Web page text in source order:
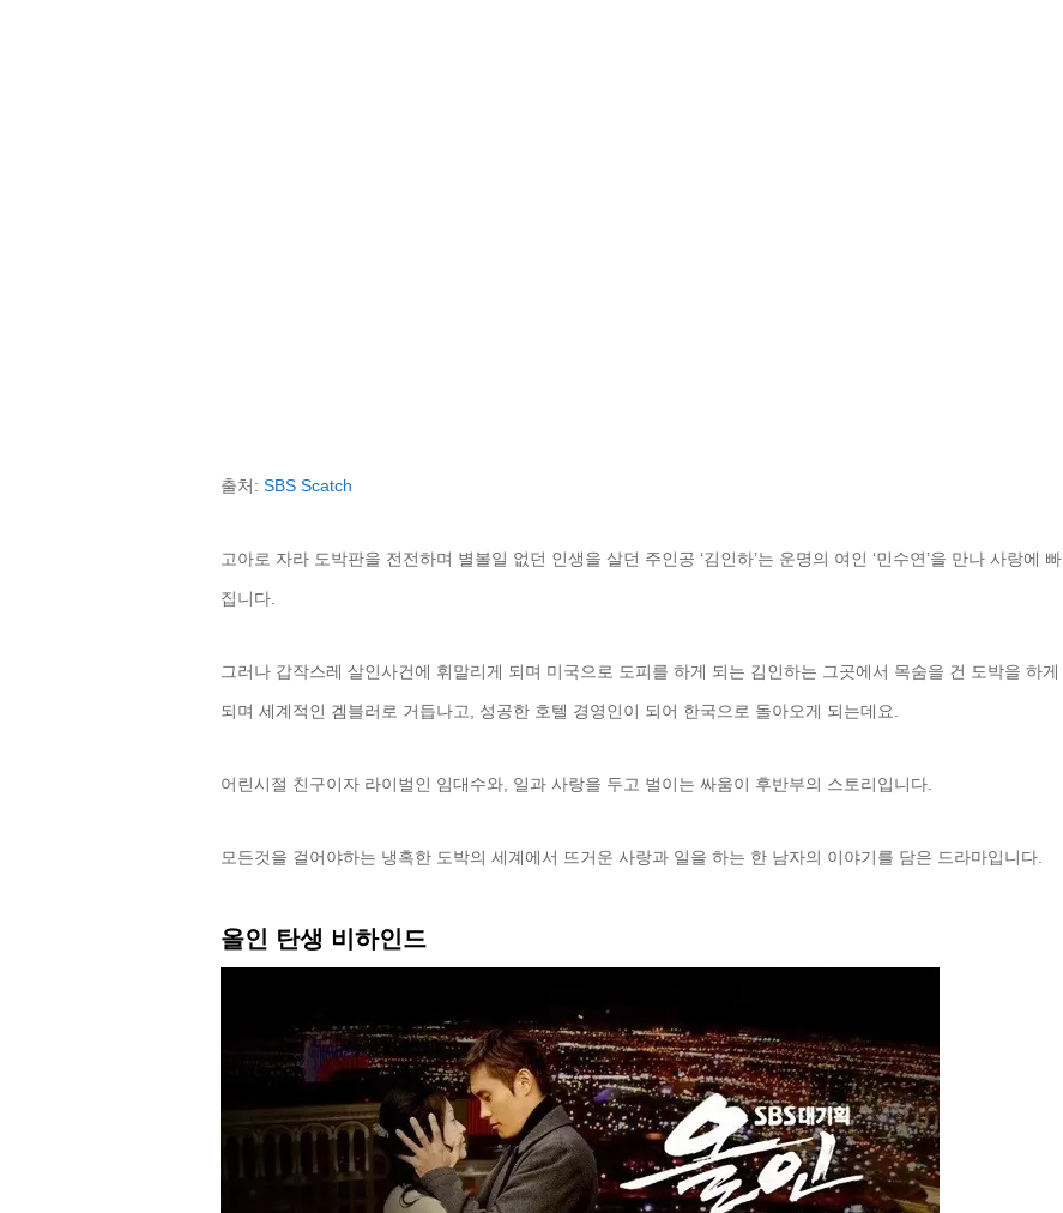
출처: SBS Scatch
고아로 자라 도박판을 전전하며 별볼일 없던 인생을 살던 주인공 ‘김인하’는 운명의 여인 ‘민수연’을 만나 사랑에 빠
집니다.
그러나 갑작스레 살인사건에 휘말리게 되며 미국으로 도피를 하게 되는 김인하는 그곳에서 목숨을 건 도박을 하게
되며 세계적인 겜블러로 거듭나고, 성공한 호텔 경영인이 되어 한국으로 돌아오게 되는데요.
어린시절 친구이자 라이벌인 임대수와, 일과 사랑을 두고 벌이는 싸움이 후반부의 스토리입니다.
모든것을 걸어야하는 냉혹한 도박의 세계에서 뜨거운 사랑과 일을 하는 한 남자의 이야기를 담은 드라마입니다.
올인 탄생 비하인드